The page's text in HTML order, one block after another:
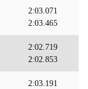
2:03.071
2:03.465
2:02.719
2:02.853
2:03.191